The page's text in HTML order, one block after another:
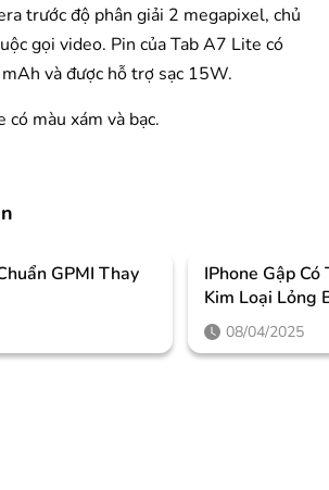
trước độ phân giải 2 megapixel, chủ
gọi video. Pin của Tab A7 Lite có
và được hỗ trợ sạc 15W.
màu xám và bạc.
GPMI Thay
IPhone Gập
Kim Loại Lỏng
08/04/2025